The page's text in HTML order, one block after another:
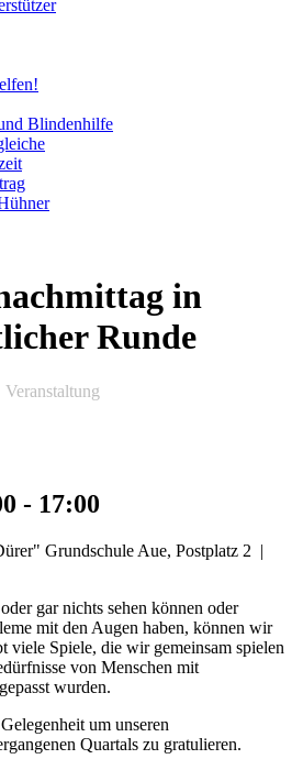
Blindenhilfe
in
Runde
Veranstaltung
- 17:00
Grundschule Aue, Postplatz 2 |
gar nichts sehen können oder
mit den Augen haben, können wir
viele Spiele, die wir gemeinsam spielen
von Menschen mit
wurden.
um unseren
Quartals zu gratulieren.